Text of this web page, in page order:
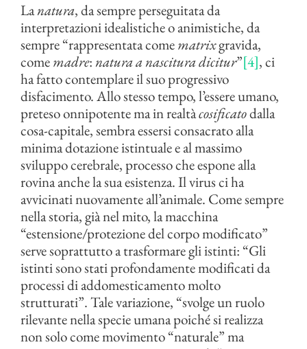
Lanatura, da sempre perseguitata da
interpretazioni idealistiche o animistiche, da
sempre “rappresentata comematrixgravida,
comemadre:natura a nascitura dicitur”[4], ci
ha fatto contemplare il suo progressivo
disfacimento. Allo stesso tempo, l’essere umano,
preteso onnipotente ma in realtàcosificatodalla
cosa-capitale, sembra essersi consacrato alla
minima dotazione istintuale e al massimo
sviluppo cerebrale, processo che espone alla
rovina anche la sua esistenza. Il virus ci ha
avvicinati nuovamente all’animale. Come sempre
nella storia, già nel mito, la macchina
“estensione/protezione del corpo modificato”
serve soprattutto a trasformare gli istinti: “Gli
istinti sono stati profondamente modificati da
processi di addomesticamento molto
strutturati”. Tale variazione, “svolge un ruolo
rilevante nella specie umana poiché si realizza
non solo come movimento “naturale” ma